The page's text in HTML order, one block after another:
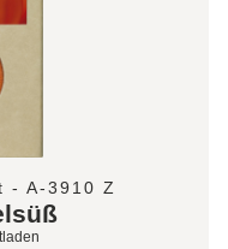
- A-3910 Z